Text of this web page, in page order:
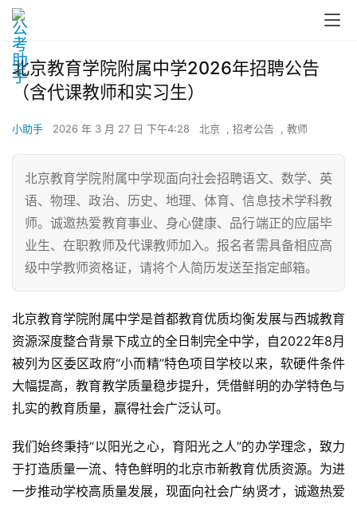
北京教育学院附属中学2026年招聘公告
（含代课教师和实习生）
小助手 2026 年 3 月 27 日 下午4:28 北京 , 招考公告 , 教师
北京教育学院附属中学现面向社会招聘语文、数学、英
语、物理、政治、历史、地理、体育、信息技术学科教
师。诚邀热爱教育事业、身心健康、品行端正的应届毕
业生、在职教师及代课教师加入。报名者需具备相应高
级中学教师资格证，请将个人简历发送至指定邮箱。
北京教育学院附属中学是首都教育优质均衡发展与西城教育
资源深度整合背景下成立的全日制完全中学，自2022年8月
被列为区委区政府“小而精”特色项目学校以来，软硬件条件
大幅提高，教育教学质量稳步提升，凭借鲜明的办学特色与
扎实的教育质量，赢得社会广泛认可。
我们始终秉持“以阳光之心，育阳光之人”的办学理念，致力
于打造质量一流、特色鲜明的北京市新教育优质资源。为进
一步推动学校高质量发展，现面向社会广纳贤才，诚邀热爱